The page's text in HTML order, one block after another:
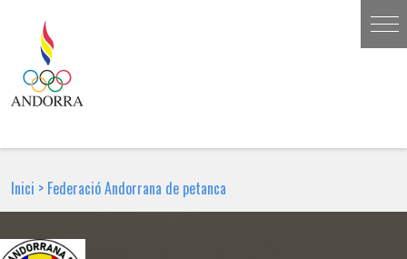
Inici > Federació Andorrana de petanca